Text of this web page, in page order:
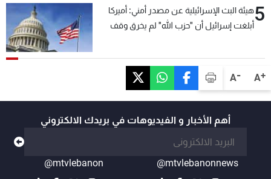
A+
A-
5هيئة البث الإسرائيلية عن مصدر أمني: أميركا
أبلغت إسرائيل أن "حزب الله" لم يخرق وقف
أهم الأخبار و الفيديوهات في بريدك الالكتروني
@mtvlebanonnews
@mtvlebanon